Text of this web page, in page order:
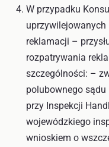
W przypadku
reklamacji –
rozpatrywania
szczególności: –
polubownego sądu
przy Inspekcji
wojewódzkiego
wnioskiem o